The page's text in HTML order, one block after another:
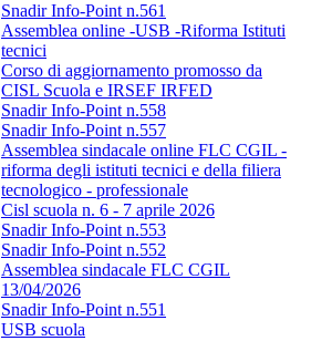
Snadir Info-Point n.561
Assemblea online -USB -Riforma Istituti
tecnici
Corso di aggiornamento promosso da
CISL Scuola e IRSEF IRFED
Snadir Info-Point n.558
Snadir Info-Point n.557
Assemblea sindacale online FLC CGIL -
riforma degli istituti tecnici e della filiera
tecnologico - professionale
Cisl scuola n. 6 - 7 aprile 2026
Snadir Info-Point n.553
Snadir Info-Point n.552
Assemblea sindacale FLC CGIL
13/04/2026
Snadir Info-Point n.551
USB scuola